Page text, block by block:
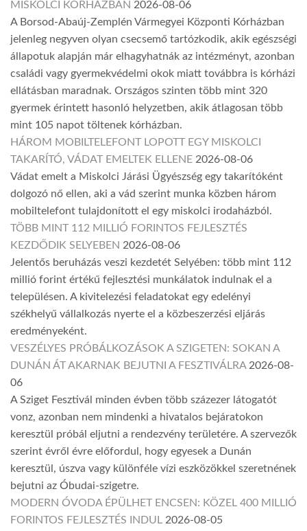
MISKOLCI KÓRHÁZBAN 2026-08-06
A Borsod-Abaúj-Zemplén Vármegyei Központi Kórházban
jelenleg negyven olyan csecsemő tartózkodik, akik egészségi
állapotuk alapján már elhagyhatnák az intézményt, azonban
családi vagy gyermekvédelmi okok miatt továbbra is kórházi
ellátásban maradnak. Országos szinten több mint 320
gyermek érintett hasonló helyzetben, akik átlagosan több
mint 105 napot töltenek kórházban.
HÁROM MOBILTELEFONT LOPOTT EGY MISKOLCI
TAKARÍTÓ, VÁDAT EMELTEK ELLENE 2026-08-06
Vádat emelt a Miskolci Járási Ügyészség egy takarítóként
dolgozó nő ellen, aki a vád szerint munka közben három
mobiltelefont tulajdonított el egy miskolci irodaházból.
TÖBB MINT 112 MILLIÓ FORINTOS FEJLESZTÉS
KEZDŐDIK SELYEBEN 2026-08-06
Jelentős beruházás veszi kezdetét Selyében: több mint 112
millió forint értékű fejlesztési munkálatok indulnak el a
településen. A kivitelezési feladatokat egy edelényi
székhelyű vállalkozás nyerte el a közbeszerzési eljárás
eredményeként.
VESZÉLYES PRÓBÁLKOZÁSOK A SZIGETEN: SOKAN A
DUNÁN ÁT AKARNAK BEJUTNI A FESZTIVÁLRA 2026-08-
06
A Sziget Fesztivál minden évben több százezer látogatót
vonz, azonban nem mindenki a hivatalos bejáratokon
keresztül próbál eljutni a rendezvény területére. A szervezők
szerint évről évre előfordul, hogy egyesek a Dunán
keresztül, úszva vagy különféle vízi eszközökkel szeretnének
bejutni az Óbudai-szigetre.
MODERN ÓVODA ÉPÜLHET ENCSEN: KÖZEL 400 MILLIÓ
FORINTOS FEJLESZTÉS INDUL 2026-08-05